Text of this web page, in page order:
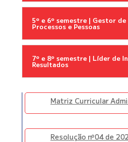
5º e 6º semestre | Gestor de
Processos e Pessoas
7º e 8º semestre | Líder de
Resultados
Matriz Curricular
Resolução nº04 de